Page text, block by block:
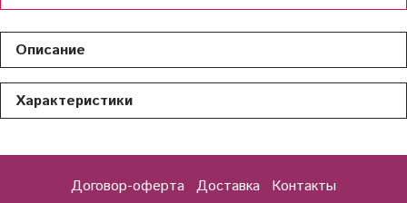
Описание
Характеристики
Договор-оферта Доставка
Контакты